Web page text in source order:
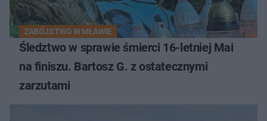
ZABÓJSTWO W MŁAWIE
Śledztwo w sprawie śmierci 16-letniej Mai
na finiszu. Bartosz G. z ostatecznymi
zarzutami